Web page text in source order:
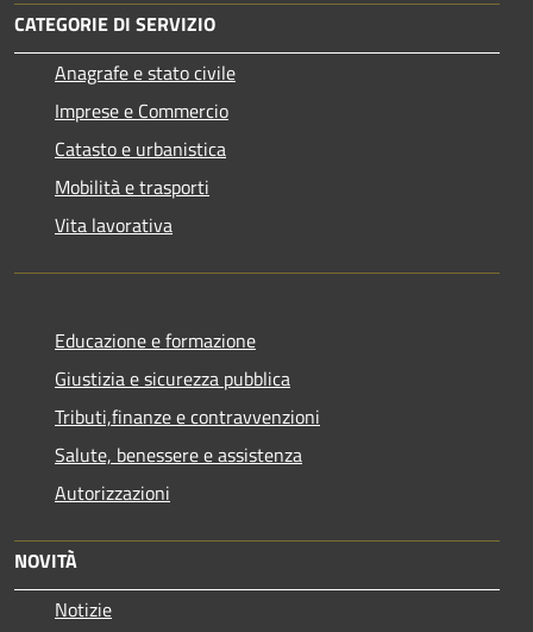
CATEGORIE DI SERVIZIO
Anagrafe e stato civile
Imprese e Commercio
Catasto e urbanistica
Mobilità e trasporti
Vita lavorativa
Educazione e formazione
Giustizia e sicurezza pubblica
Tributi,finanze e contravvenzioni
Salute, benessere e assistenza
Autorizzazioni
NOVITÀ
Notizie